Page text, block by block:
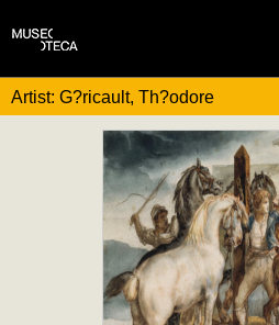
Artist: G?ricault, Th?odore